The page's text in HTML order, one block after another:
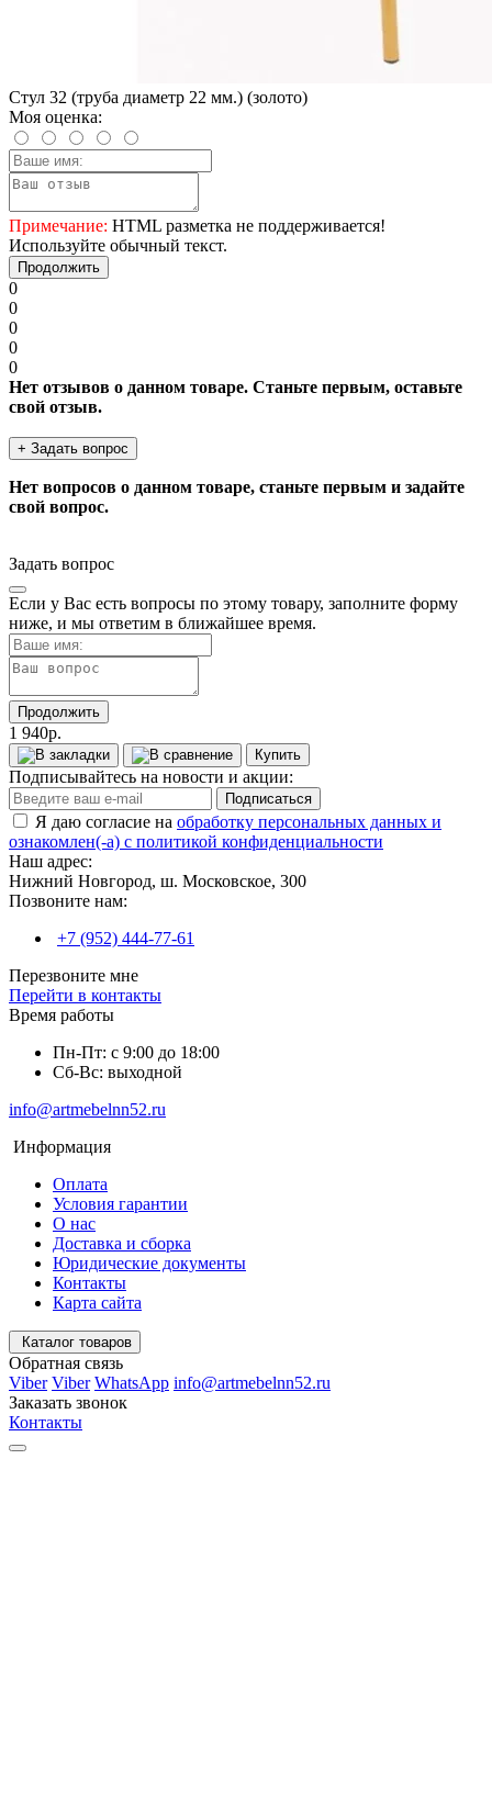
Стул 32 (труба диаметр 22 мм.) (золото)
Моя оценка:
Примечание: HTML разметка не поддерживается!
Используйте обычный текст.
Продолжить
0
0
0
0
0
Нет отзывов о данном товаре. Станьте первым, оставьте
свой отзыв.
+ Задать вопрос
Нет вопросов о данном товаре, станьте первым и задайте
свой вопрос.
Задать вопрос
Если у Вас есть вопросы по этому товару, заполните форму
ниже, и мы ответим в ближайшее время.
Продолжить
1 940р.
Купить
Подписывайтесь на новости и акции:
Подписаться
Я даю согласие на обработку персональных данных и
ознакомлен(-а) с политикой конфиденциальности
Наш адрес:
Нижний Новгород, ш. Московское, 300
Позвоните нам:
+7 (952) 444-77-61
Перезвоните мне
Перейти в контакты
Время работы
Пн-Пт: с 9:00 до 18:00
Сб-Вс: выходной
info@artmebelnn52.ru
Информация
Оплата
Условия гарантии
О нас
Доставка и сборка
Юридические документы
Контакты
Карта сайта
Каталог товаров
Обратная связь
Viber Viber WhatsApp info@artmebelnn52.ru
Заказать звонок
Контакты